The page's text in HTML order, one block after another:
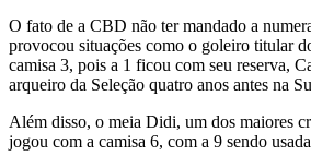
O fato de a CBD não ter mandado a
provocou situações como o goleiro titular
camisa 3, pois a 1 ficou com seu reserva,
arqueiro da Seleção quatro anos antes na
Além disso, o meia Didi, um dos maiores
jogou com a camisa 6, com a 9 sendo